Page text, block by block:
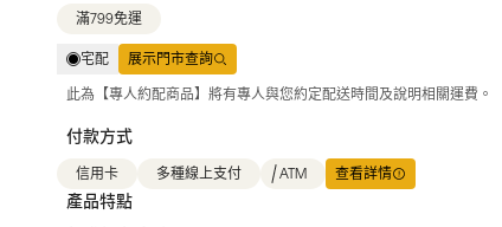
滿799免運
宅配 展示門市查詢
此為【專人約配商品】將有專人與您約定配送時間及說明相關運費。
付款方式
信用卡 多種線上支付 ATM 查看詳情
產品特點